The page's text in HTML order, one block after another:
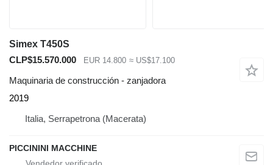
Simex T450S
CLP$15.570.000
EUR 14.800 ≈ US$17.100
Maquinaria de construcción - zanjadora
2019
Italia, Serrapetrona (Macerata)
PICCININI MACCHINE